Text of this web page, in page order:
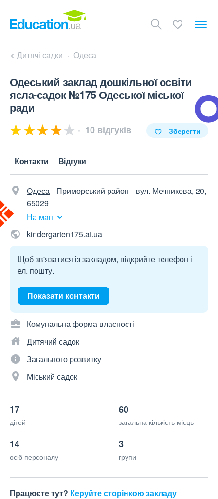
Дитячі садки Одеса
Одеський заклад дошкільної освіти
ясла-садок №175 Одеської міської
ради
10 відгуків Зберегти
Контакти Відгуки
Одеса Приморський район
вул. Мечникова, 20,
65029
На мапі
kindergarten175.at.ua
Щоб зв'язатися із закладом, відкрийте телефон і
ел. пошту.
Показати контакти
Комунальна форма власності
Дитячий садок
Загального розвитку
Міський садок
17
дітей
60
загальна кількість місць
14
осіб персоналу
3
групи
Працюєте тут? Керуйте сторінкою закладу